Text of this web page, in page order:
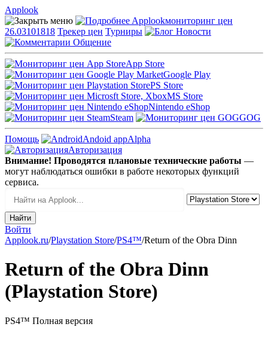
Applook
Applookмониторинг цен
26.03101818 Трекер цен Турниры
Новости
Общение
App Store
Google Play
PS Store
MS Store
Nintendo eShop
Steam
GOG
Помощь Andoid appAlpha
Авторизация
Внимание! Проводятся плановые технические работы —
могут наблюдаться ошибки в работе некоторых функций
сервиса.
Войти
Applook.ru/Playstation Store/PS4™/Return of the Obra Dinn
Return of the Obra Dinn
(Playstation Store)
PS4™ Полная версия